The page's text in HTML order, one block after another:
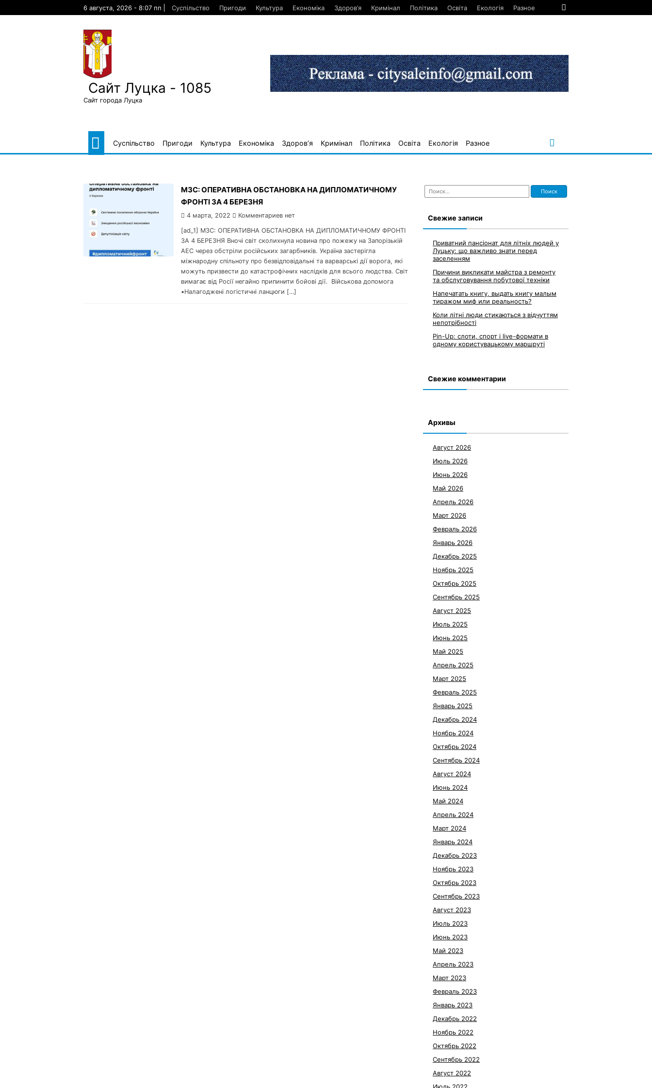
6 августа, 2026 - 8:07 пп Суспільство Пригоди Культура Економіка Здоров’я Кримінал Політика Освіта Екологія Разное
Сайт Луцка - 1085
Сайт города Луцка
Суспільство Пригоди Культура Економіка Здоров’я Кримінал Політика Освіта Екологія Разное
МЗС: ОПЕРАТИВНА ОБСТАНОВКА НА ДИПЛОМАТИЧНОМУ
ФРОНТІ ЗА 4 БЕРЕЗНЯ
4 марта, 2022 Комментариев нет
[ad_1] МЗС: ОПЕРАТИВНА ОБСТАНОВКА НА ДИПЛОМАТИЧНОМУ ФРОНТІ
ЗА 4 БЕРЕЗНЯ Вночі світ сколихнула новина про пожежу на Запорізькій
АЕС через обстріли російських загарбників. Україна застерігла
міжнародну спільноту про безвідповідальні та варварські дії ворога, які
можуть призвести до катастрофічних наслідків для всього людства. Світ
вимагає від Росії негайно припинити бойові дії. Військова допомога
▪️Налагоджені логістичні ланцюги […]
Найти:
Свежие записи
Приватний пансіонат для літніх людей у
Луцьку: що важливо знати перед
заселенням
Причини викликати майстра з ремонту
та обслуговування побутової техніки
Напечатать книгу, выдать книгу малым
тиражом миф или реальность?
Коли літні люди стикаються з відчуттям
непотрібності
Pin-Up: слоти, спорт і live-формати в
одному користувацькому маршруті
Свежие комментарии
Архивы
Август 2026
Июль 2026
Июнь 2026
Май 2026
Апрель 2026
Март 2026
Февраль 2026
Январь 2026
Декабрь 2025
Ноябрь 2025
Октябрь 2025
Сентябрь 2025
Август 2025
Июль 2025
Июнь 2025
Май 2025
Апрель 2025
Март 2025
Февраль 2025
Январь 2025
Декабрь 2024
Ноябрь 2024
Октябрь 2024
Сентябрь 2024
Август 2024
Июнь 2024
Май 2024
Апрель 2024
Март 2024
Январь 2024
Декабрь 2023
Ноябрь 2023
Октябрь 2023
Сентябрь 2023
Август 2023
Июль 2023
Июнь 2023
Май 2023
Апрель 2023
Март 2023
Февраль 2023
Январь 2023
Декабрь 2022
Ноябрь 2022
Октябрь 2022
Сентябрь 2022
Август 2022